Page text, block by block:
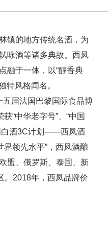
镇的地方传统名酒，为
咏酒等诸多典故。西凤
融于一体，以“醇香典
特风格闻名。
届法国巴黎国际食品博
“中华老字号”、“中国
白酒3C计划——西凤酒
界领先水平”，西凤酒酿
盟、俄罗斯、泰国、新
。2018年，西凤品牌价